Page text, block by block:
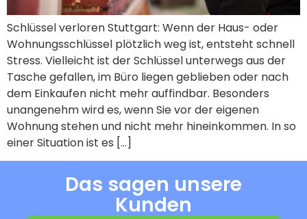
Schlüssel verloren Stuttgart: Wenn der Haus- oder
Wohnungsschlüssel plötzlich weg ist, entsteht schnell
Stress. Vielleicht ist der Schlüssel unterwegs aus der
Tasche gefallen, im Büro liegen geblieben oder nach
dem Einkaufen nicht mehr auffindbar. Besonders
unangenehm wird es, wenn Sie vor der eigenen
Wohnung stehen und nicht mehr hineinkommen. In so
einer Situation ist es […]
Das sagen unsere
Kunden